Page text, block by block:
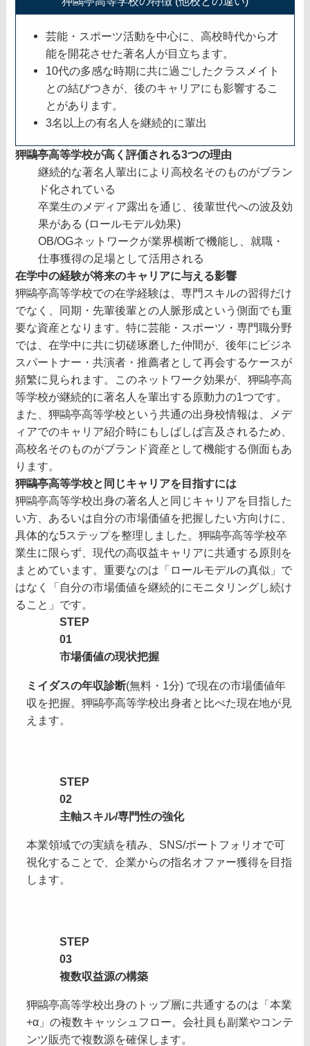
芸能・スポーツ活動を中心に、高校時代から才
能を開花させた著名人が目立ちます。
10代の多感な時期に共に過ごしたクラスメイト
との結びつきが、後のキャリアにも影響するこ
とがあります。
3名以上の有名人を継続的に輩出
狎鷗亭高等学校が高く評価される3つの理由
継続的な著名人輩出により高校名そのものがブラン
ド化されている
卒業生のメディア露出を通じ、後輩世代への波及効
果がある (ロールモデル効果)
OB/OGネットワークが業界横断で機能し、就職・
仕事獲得の足場として活用される
在学中の経験が将来のキャリアに与える影響
狎鷗亭高等学校での在学経験は、専門スキルの習得だけ
でなく、同期・先輩後輩との人脈形成という側面でも重
要な資産となります。特に芸能・スポーツ・専門職分野
では、在学中に共に切磋琢磨した仲間が、後年にビジネ
スパートナー・共演者・推薦者として再会するケースが
頻繁に見られます。このネットワーク効果が、狎鷗亭高
等学校が継続的に著名人を輩出する原動力の1つです。
また、狎鷗亭高等学校という共通の出身校情報は、メデ
ィアでのキャリア紹介時にもしばしば言及されるため、
高校名そのものがブランド資産として機能する側面もあ
ります。
狎鷗亭高等学校と同じキャリアを目指すには
狎鷗亭高等学校出身の著名人と同じキャリアを目指した
い方、あるいは自分の市場価値を把握したい方向けに、
具体的な5ステップを整理しました。狎鷗亭高等学校卒
業生に限らず、現代の高収益キャリアに共通する原則を
まとめています。重要なのは「ロールモデルの真似」で
はなく「自分の市場価値を継続的にモニタリングし続け
ること」です。
STEP
01
市場価値の現状把握
ミイダスの年収診断(無料・1分) で現在の市場価値年
収を把握。狎鷗亭高等学校出身者と比べた現在地が見
えます。
STEP
02
主軸スキル/専門性の強化
本業領域での実績を積み、SNS/ポートフォリオで可
視化することで、企業からの指名オファー獲得を目指
します。
STEP
03
複数収益源の構築
狎鷗亭高等学校出身のトップ層に共通するのは「本業
+α」の複数キャッシュフロー。会社員も副業やコンテ
ンツ販売で複数源を確保します。